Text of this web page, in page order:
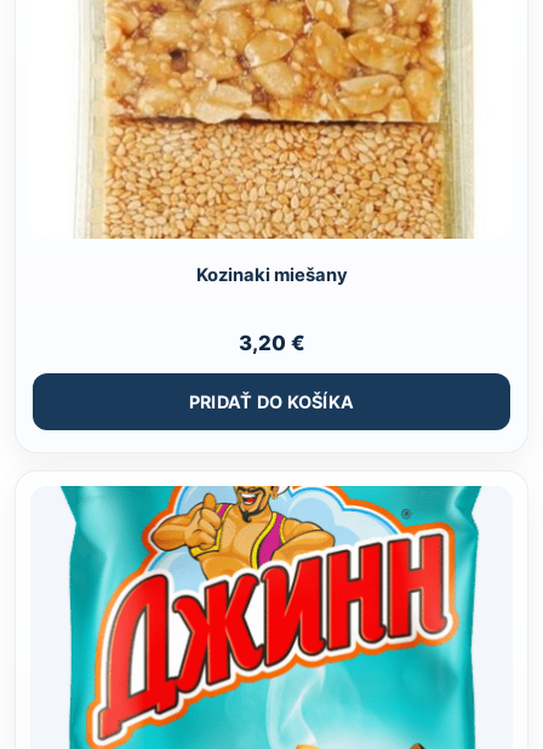
Kozinaki miešany
3,20 €
PRIDAŤ DO KOŠÍKA